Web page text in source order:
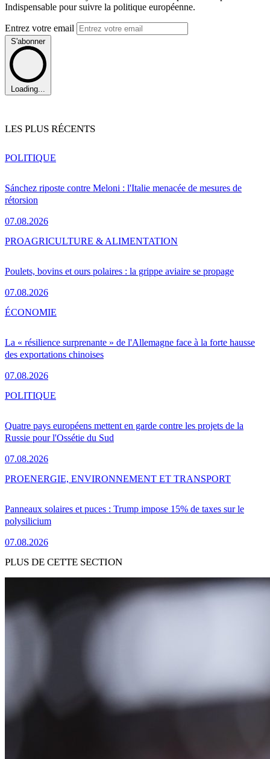
Indispensable pour suivre la politique européenne.
Entrez votre email
S'abonner
Loading...
LES PLUS RÉCENTS
Sánchez riposte contre Meloni : l'Italie menacée de mesures de
rétorsion
07.08.2026
POLITIQUE
Poulets, bovins et ours polaires : la grippe aviaire se propage
07.08.2026
PROAGRICULTURE & ALIMENTATION
La « résilience surprenante » de l'Allemagne face à la forte hausse
des exportations chinoises
07.08.2026
ÉCONOMIE
Quatre pays européens mettent en garde contre les projets de la
Russie pour l'Ossétie du Sud
07.08.2026
POLITIQUE
Panneaux solaires et puces : Trump impose 15% de taxes sur le
polysilicium
07.08.2026
PROENERGIE, ENVIRONNEMENT ET TRANSPORT
PLUS DE CETTE SECTION